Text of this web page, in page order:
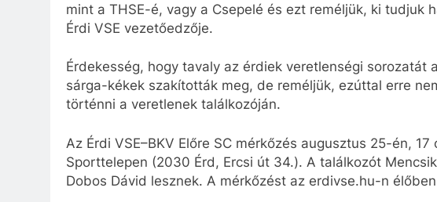
mint a THSE-é, vagy a Csepelé és ezt reméljük, ki tudjuk
Érdi VSE vezetőedzője.
Érdekesség, hogy tavaly az érdiek veretlenségi sorozatát
sárga-kékek szakították meg, de reméljük, ezúttal erre
történni a veretlenek találkozóján.
Az Érdi VSE–BKV Előre SC mérkőzés augusztus 25-én,
Sporttelepen (2030 Érd, Ercsi út 34.). A találkozót
Dobos Dávid lesznek. A mérkőzést az erdivse.hu-n